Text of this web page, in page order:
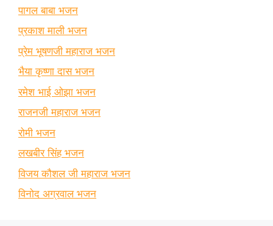
पागल बाबा भजन
प्रकाश माली भजन
प्रेम भूषणजी महाराज भजन
भैया कृष्णा दास भजन
रमेश भाई ओझा भजन
राजनजी महाराज भजन
रोमी भजन
लखबीर सिंह भजन
विजय कौशल जी महाराज भजन
विनोद अग्रवाल भजन